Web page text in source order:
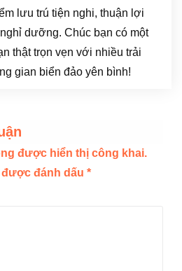
lưu trú tiện nghi, thuận lợi
dưỡng. Chúc bạn có một
thật trọn vẹn với nhiều trải
gian biển đảo yên bình!
được hiển thị công khai.
đánh dấu *